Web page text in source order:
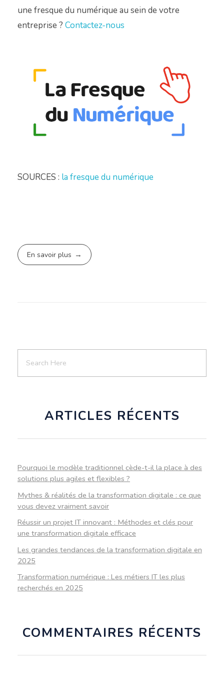
une fresque du numérique au sein de votre
entreprise ? Contactez-nous
SOURCES : la fresque du numérique
En savoir plus
ARTICLES RÉCENTS
Pourquoi le modèle traditionnel cède-t-il la place à des
solutions plus agiles et flexibles ?
Mythes & réalités de la transformation digitale : ce que
vous devez vraiment savoir
Réussir un projet IT innovant : Méthodes et clés pour
une transformation digitale efficace
Les grandes tendances de la transformation digitale en
2025
Transformation numérique : Les métiers IT les plus
recherchés en 2025
COMMENTAIRES RÉCENTS